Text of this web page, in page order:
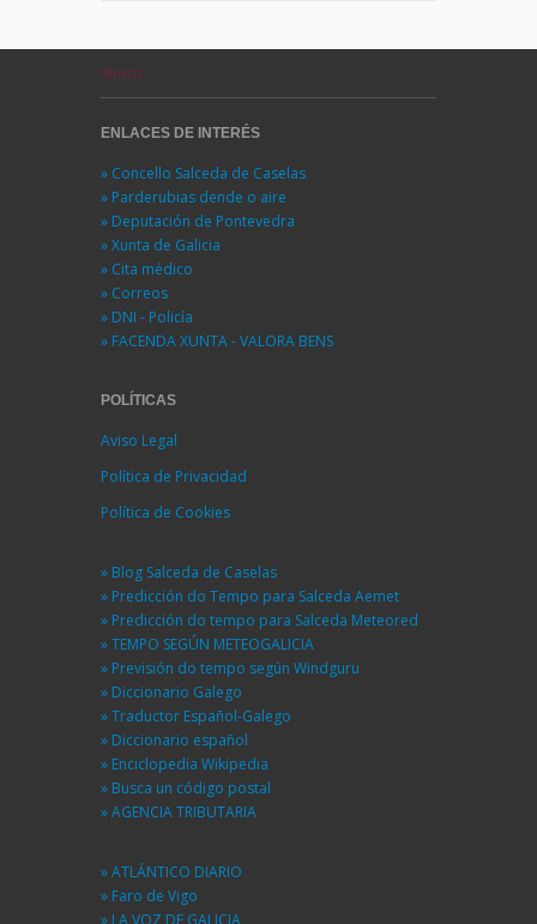
Xunco
ENLACES DE INTERÉS
» Concello Salceda de Caselas
» Parderubias dende o aire
» Deputación de Pontevedra
» Xunta de Galicia
» Cita médico
» Correos
» DNI - Policía
» FACENDA XUNTA - VALORA BENS
POLÍTICAS
Aviso Legal
Política de Privacidad
Política de Cookies
» Blog Salceda de Caselas
» Predicción do Tempo para Salceda Aemet
» Predicción do tempo para Salceda Meteored
» TEMPO SEGÚN METEOGALICIA
» Previsión do tempo según Windguru
» Diccionario Galego
» Traductor Español-Galego
» Diccionario español
» Enciclopedia Wikipedia
» Busca un código postal
» AGENCIA TRIBUTARIA
» ATLÁNTICO DIARIO
» Faro de Vigo
» LA VOZ DE GALICIA